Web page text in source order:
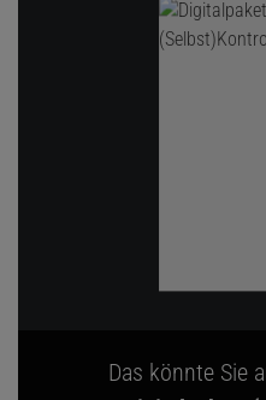
Das könnte Sie